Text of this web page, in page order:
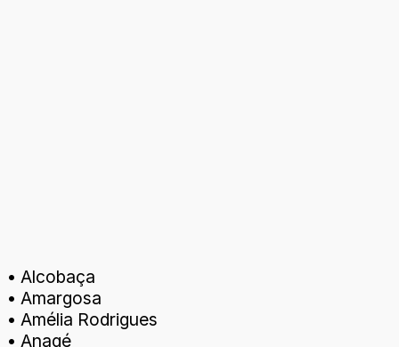
• Alcobaça
• Amargosa
• Amélia Rodrigues
• Anagé